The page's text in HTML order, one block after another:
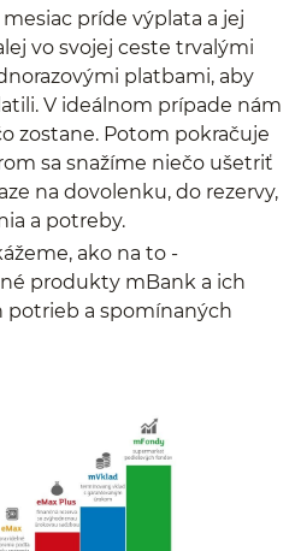
príde výplata a jej
vo svojej ceste trvalými
platbami, aby
V ideálnom prípade nám
zostane. Potom pokračuje
sa snažíme niečo ušetriť
na dovolenku, do rezervy,
a potreby.
ako na to -
produkty mBank a ich
potrieb a spomínaných